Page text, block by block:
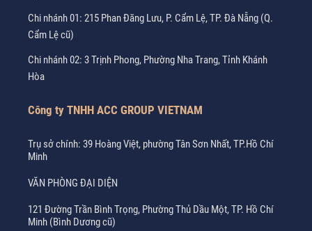
Chi nhánh 01: 215 Phan Đăng Lưu, P. Cẩm Lệ, TP. Đà Nẵng (Q.
Cẩm Lệ cũ)
Chi nhánh 02: 3 Trịnh Phong, Phường Nha Trang, Tỉnh Khánh
Hòa
Công ty TNHH ACC GROUP VIETNAM
Trụ sở chính: 39 Hoàng Việt, phường Tân Sơn Nhất, TP.Hồ Chí
Minh
VĂN PHÒNG ĐẠI DIỆN
121 Đường Trần Bình Trọng, Phường Thủ Dầu Một, TP. Hồ Chí
Minh (Bình Dương cũ)